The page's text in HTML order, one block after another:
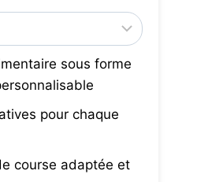
sous forme
pour chaque
course adaptée et